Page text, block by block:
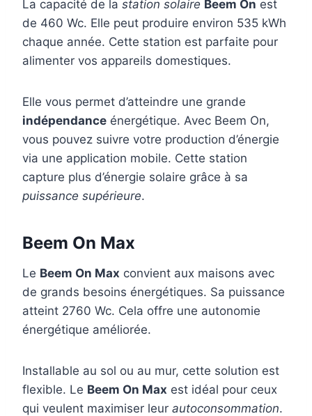
La capacité de la station solaire Beem On est
de 460 Wc. Elle peut produire environ 535 kWh
chaque année. Cette station est parfaite pour
alimenter vos appareils domestiques.
Elle vous permet d’atteindre une grande
indépendance énergétique. Avec Beem On,
vous pouvez suivre votre production d’énergie
via une application mobile. Cette station
capture plus d’énergie solaire grâce à sa
puissance supérieure.
Beem On Max
Le Beem On Max convient aux maisons avec
de grands besoins énergétiques. Sa puissance
atteint 2760 Wc. Cela offre une autonomie
énergétique améliorée.
Installable au sol ou au mur, cette solution est
flexible. Le Beem On Max est idéal pour ceux
qui veulent maximiser leur autoconsommation.